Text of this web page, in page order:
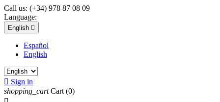
Call us: (+34) 978 87 08 09
Language:
English 
Español
English
 Sign in
shopping_cart Cart (0)